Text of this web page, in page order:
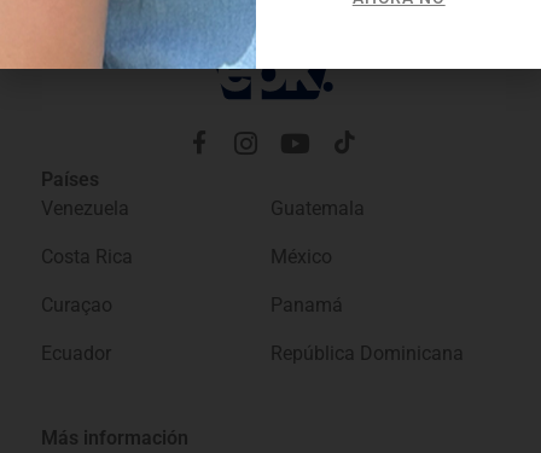
Países
Venezuela
Costa Rica
Curaçao
Ecuador
Guatemala
México
Panamá
República Dominicana
Más información